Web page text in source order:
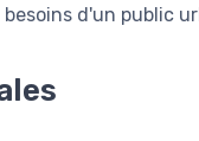
d'un public